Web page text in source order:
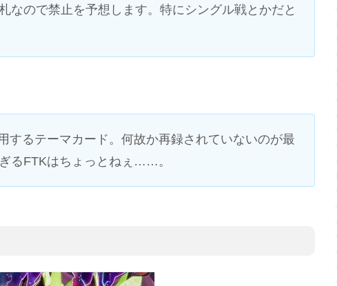
なので禁止を予想します。特にシングル戦とかだと
するテーマカード。何故か再録されていないのが最
るFTKはちょっとねぇ……。